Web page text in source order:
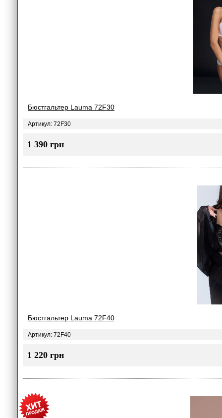
Бюстгальтер Lauma 72F30
Артикул: 72F30
1 390 грн
Бюстгальтер Lauma 72F40
Артикул: 72F40
1 220 грн